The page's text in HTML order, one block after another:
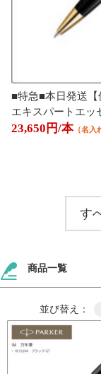
■特急■本日発送【
エキスパートエッ
23,650円/本（名入
す
商品一覧
並び替え：